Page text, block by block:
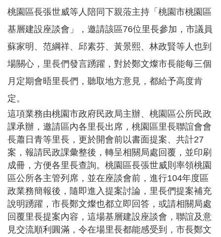
本
區
介
息
公
告
生
活
便
民
資
訊
機
關
通
桃園區長張世威等人陪同下親蒞主持「桃園市桃園區
基層建設座談會」，邀請該區76位里長參加，市議員
蘇家明、范綱祥、邱素芬、黃景熙、林政賢等人也到
場關心，里長們發言踴躍，對於鄭文燦市長能每三個
月定期會晤里長們，聽取地方意見，都給予高度肯
定。
這項業務由桃園市政府民政局主辦、桃園區公所民政
課承辦，邀請區內各里長出席，桃園區里長聯誼會會
長蕭日青等里長，更於開會前以書面提案、共計27
案，報請民政課彙整後，轉呈相關局處回覆，並印刷
成冊，方便各里長查詢。桃園區長張世威則率領桃園
區公所各主管列席，並在座談會前，進行104年度區
政業務簡報後，隨即進入提案討論，里長們提案補充
說明踴躍，市長鄭文燦也都立即回答，或請相關局處
回覆里長提案內容，這場基層建設座談會，聯誼及意
見交流順利圓滿，令在場里長都能感受到，市長鄭文